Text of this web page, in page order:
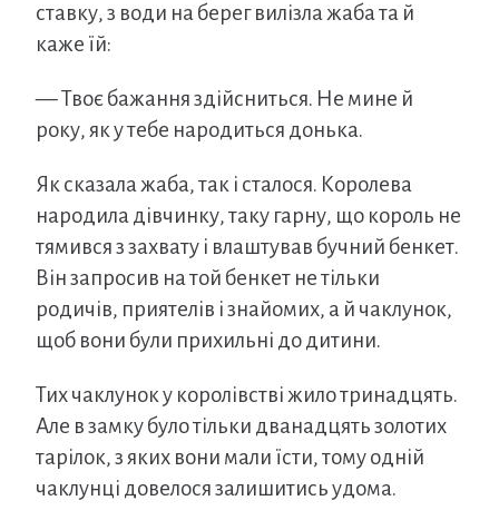
ставку, з води на берег вилізла жаба та й
каже їй:
— Твоє бажання здійсниться. Не мине й
року, як у тебе народиться донька.
Як сказала жаба, так і сталося. Королева
народила дівчинку, таку гарну, що король не
тямився з захвату і влаштував бучний бенкет.
Він запросив на той бенкет не тільки
родичів, приятелів і знайомих, а й чаклунок,
щоб вони були прихильні до дитини.
Тих чаклунок у королівстві жило тринадцять.
Але в замку було тільки дванадцять золотих
тарілок, з яких вони мали їсти, тому одній
чаклунці довелося залишитись удома.